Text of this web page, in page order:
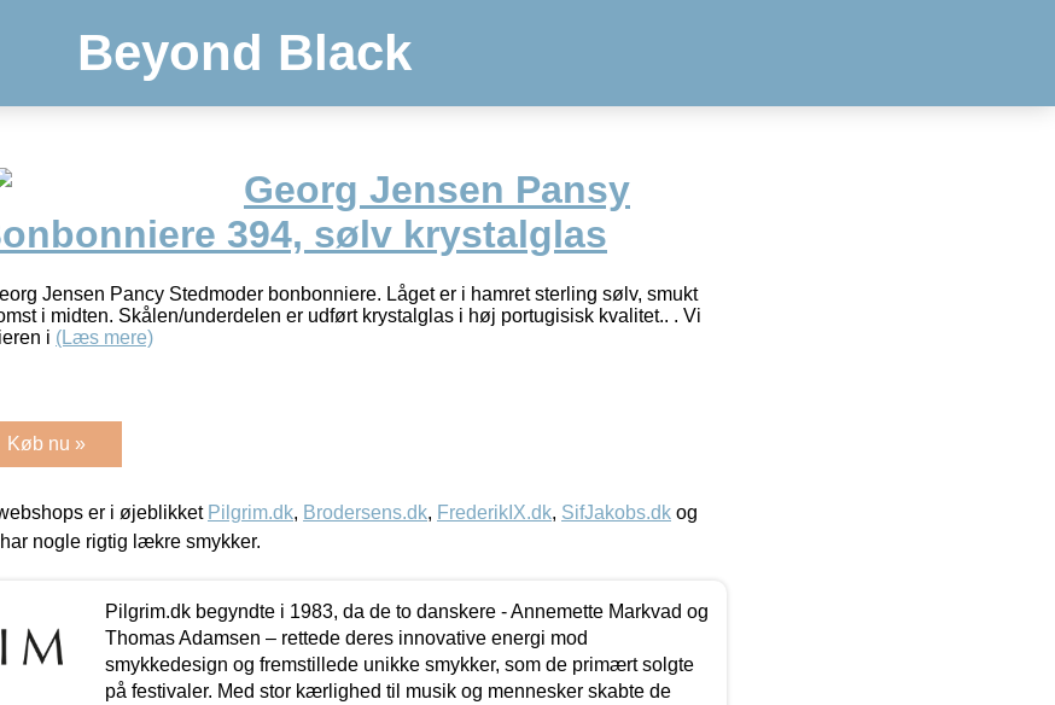
Beyond Black
Georg Jensen Pansy
394, sølv krystalglas
Jensen Pancy Stedmoder bonbonniere. Låget er i hamret sterling sølv, smukt
i midten. Skålen/underdelen er udført krystalglas i høj portugisisk kvalitet.. . Vi
i (Læs mere)
Køb nu »
er i øjeblikket Pilgrim.dk, Brodersens.dk, FrederikIX.dk, SifJakobs.dk og
nogle rigtig lækre smykker.
Pilgrim.dk begyndte i 1983, da de to danskere - Annemette Markvad og
Thomas Adamsen – rettede deres innovative energi mod
smykkedesign og fremstillede unikke smykker, som de primært solgte
på festivaler. Med stor kærlighed til musik og mennesker skabte de